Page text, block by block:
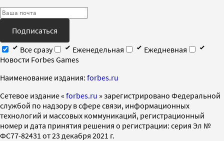
Подписаться
Все сразу
Еженедельная
Ежедневная
Новости Forbes Games
Наименование издания: forbes.ru
Cетевое издание « forbes.ru » зарегистрировано Федеральной
службой по надзору в сфере связи, информационных
технологий и массовых коммуникаций, регистрационный
номер и дата принятия решения о регистрации: серия Эл №
ФС77-82431 от 23 декабря 2021 г.